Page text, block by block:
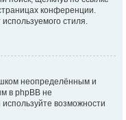
конференции.
стиля.
неопределённым и
в phpBB не
возможности